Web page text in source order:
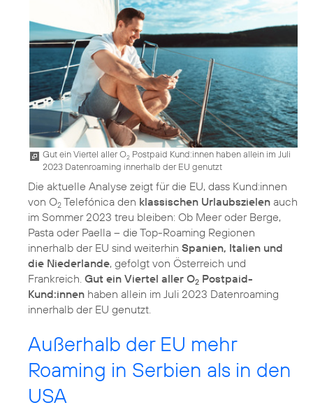
Gut ein Viertel aller O2 Postpaid Kund:innen haben allein im Juli
2023 Datenroaming innerhalb der EU genutzt
Die aktuelle Analyse zeigt für die EU, dass Kund:innen
von O2 Telefónica den klassischen Urlaubszielen auch
im Sommer 2023 treu bleiben: Ob Meer oder Berge,
Pasta oder Paella – die Top-Roaming Regionen
innerhalb der EU sind weiterhin Spanien, Italien und
die Niederlande, gefolgt von Österreich und
Frankreich. Gut ein Viertel aller O2 Postpaid-
Kund:innen haben allein im Juli 2023 Datenroaming
innerhalb der EU genutzt.
Außerhalb der EU mehr
Roaming in Serbien als in den
USA